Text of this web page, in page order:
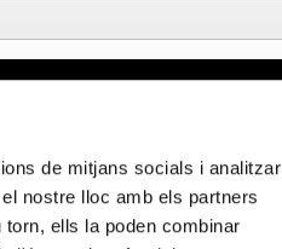
de mitjans socials i analitzar
nostre lloc amb els partners
ells la poden combinar
Delegació Lleida
Delegació Girona
Delegació Tarragona